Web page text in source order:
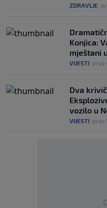
ZDRAVLJE
Konjica:
mještani
VIJESTI prije
Dva
vozilo u
VIJESTI prije